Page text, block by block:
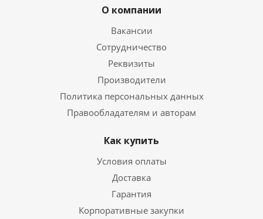
О компании
Вакансии
Сотрудничество
Реквизиты
Производители
Политика персональных данных
Правообладателям и авторам
Как купить
Условия оплаты
Доставка
Гарантия
Корпоративные закупки